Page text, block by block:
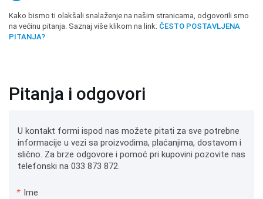
Kako bismo ti olakšali snalaženje na našim stranicama, odgovorili smo
na većinu pitanja. Saznaj više klikom na link: ČESTO POSTAVLJENA
PITANJA?
Pitanja i odgovori
U kontakt formi ispod nas možete pitati za sve potrebne
informacije u vezi sa proizvodima, plaćanjima, dostavom i
slično. Za brze odgovore i pomoć pri kupovini pozovite nas
telefonski na 033 873 872.
* Ime